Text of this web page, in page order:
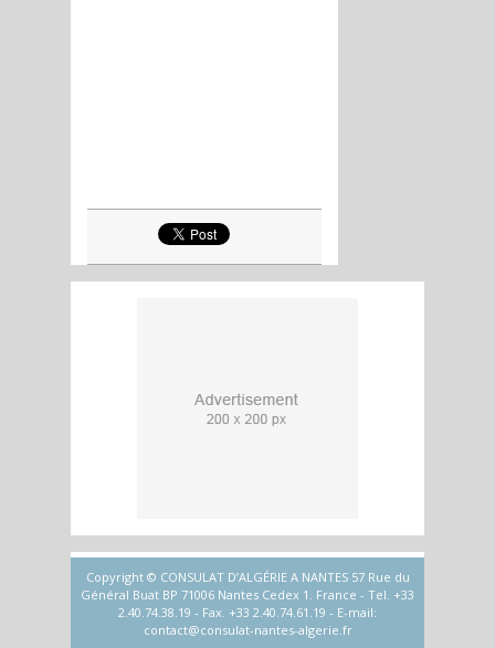
Copyright © CONSULAT D’ALGÉRIE A NANTES 57 Rue du
Général Buat BP 71006 Nantes Cedex 1. France - Tel. +33
2.40.74.38.19 - Fax. +33 2.40.74.61.19 - E-mail:
contact@consulat-nantes-algerie.fr